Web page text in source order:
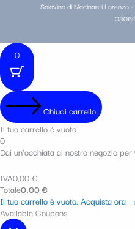
Solovino di Macinanti Lorenzo
0
Chiudi carrello
Il tuo carrello è vuoto
0
Dai un'occhiata al nostro negozio
IVA0,00€
Totale0,00€
Il tuo carrello è vuoto. Acquista ora
Available Coupons